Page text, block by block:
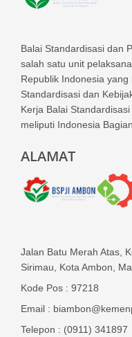
Balai Standardisasi dan
salah satu unit
Republik Indonesia
Standardisasi dan
Kerja Balai
meliputi Indonesia
ALAMAT
Jalan Batu Merah Atas,
Sirimau, Kota Ambon,
Kode Pos : 97218
Email :
Telepon : (0911) 341897